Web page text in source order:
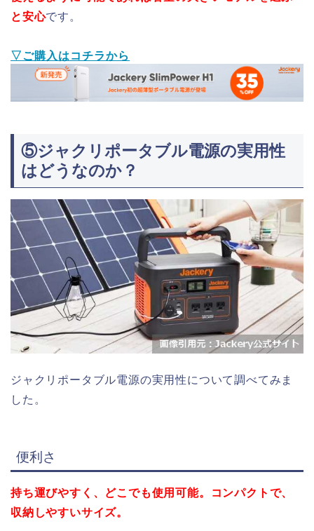
と安心です。
▽ご購入はコチラから
⑤ジャクリポータブル電源の実用性
はどうなのか？
ジャクリポータブル電源の実用性について調べてみま
した。
便利さ
持ち運びやすく、どこでも使用可能。コンパクトで、
収納しやすいサイズ。